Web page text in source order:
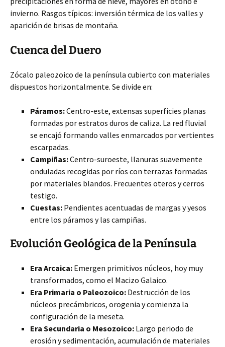
invierno. Rasgos típicos: inversión térmica de los valles y
aparición de brisas de montaña.
Cuenca del Duero
Zócalo paleozoico de la península cubierto con materiales
dispuestos horizontalmente. Se divide en:
Páramos:Centro-este, extensas superficies planas
formadas por estratos duros de caliza. La red fluvial
se encajó formando valles enmarcados por vertientes
escarpadas.
Campiñas:Centro-suroeste, llanuras suavemente
onduladas recogidas por ríos con terrazas formadas
por materiales blandos. Frecuentes oteros y cerros
testigo.
Cuestas: Pendientes acentuadas de margas y yesos
entre los páramos y las campiñas.
Evolución Geológica de la Península
Era Arcaica: Emergen primitivos núcleos, hoy muy
transformados, como el Macizo Galaico.
Era Primaria o Paleozoico: Destrucción de los
núcleos precámbricos, orogenia y comienza la
configuración de la meseta.
Era Secundaria o Mesozoico: Largo periodo de
erosión y sedimentación, acumulación de materiales